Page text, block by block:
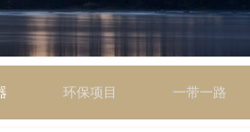
环保项目 一带一路